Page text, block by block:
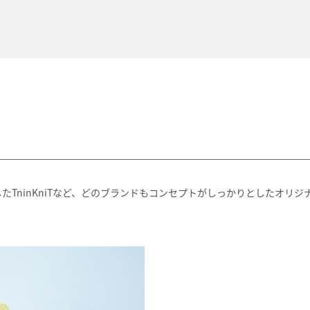
TninKniTなど、どのブランドもコンセプトがしっかりとしたオリジ